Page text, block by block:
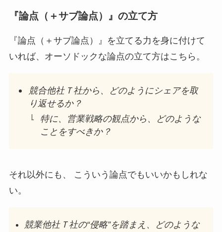
『論点（＋サブ論点）』の立て方
『論点（＋サブ論点）』を立てる力を身に付けて
いれば、オーソドックな論点の立て方はこちら。
競合他社Ｔ社から、どのようにシェアを取
り返せるか？
特に、営業戦略の観点から、どのような
ことをすべきか？
それ以外にも、 こういう論点でもいいかもしれな
い。
競業他社Ｔ社の“侵略”を踏まえ、どのような